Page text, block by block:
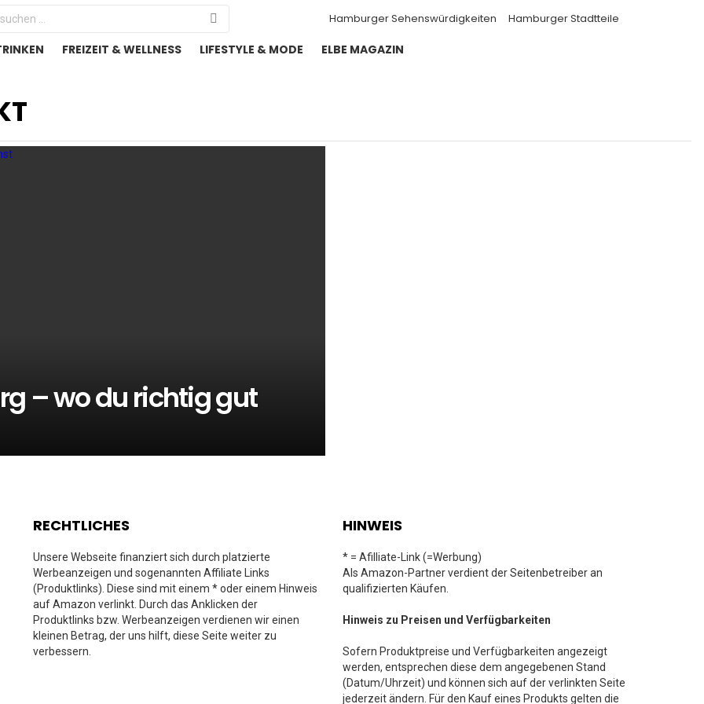
for:
Hamburger Sehenswürdigkeiten Hamburger Stadtteile
FREIZEIT & WELLNESS LIFESTYLE & MODE ELBE MAGAZIN
– wo du richtig gut
RECHTLICHES
Unsere Webseite finanziert sich durch platzierte
Werbeanzeigen und sogenannten Affiliate Links
(Produktlinks). Diese sind mit einem * oder einem Hinweis
auf Amazon verlinkt. Durch das Anklicken der
Produktlinks bzw. Werbeanzeigen verdienen wir einen
kleinen Betrag, der uns hilft, diese Seite weiter zu
verbessern.
HINWEIS
* = Afilliate-Link (=Werbung)
Als Amazon-Partner verdient der Seitenbetreiber an
qualifizierten Käufen.
Hinweis zu Preisen und Verfügbarkeiten
Sofern Produktpreise und Verfügbarkeiten angezeigt
werden, entsprechen diese dem angegebenen Stand
(Datum/Uhrzeit) und können sich auf der verlinkten Seite
jederzeit ändern. Für den Kauf eines Produkts gelten die